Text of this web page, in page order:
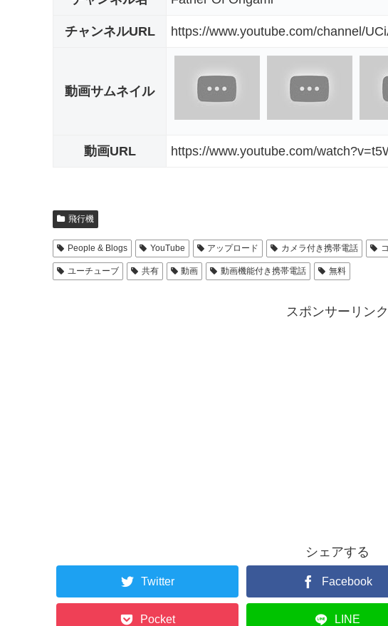
チャンネルURL https://www.youtube.com/channel/
動画サムネイル
動画URL https://www.youtube.com/
飛行機
People & Blogs YouTube アップロード カメラ付き携帯電話
ユーチューブ 共有 動画 動画機能付き携帯電話 無料
スポンサーリンク
シェアする
Twitter Facebook
Pocket LINE